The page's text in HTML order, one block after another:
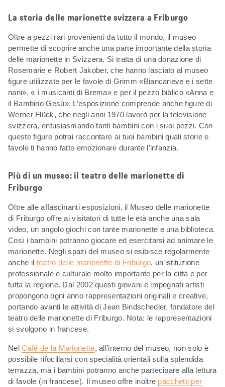
La storia delle marionette svizzera a Friburgo
Oltre a pezzi rari provenienti da tutto il mondo, il museo
permette di scoprire anche una parte importante della storia
delle marionette in Svizzera. Si tratta di una donazione di
Rosemarie e Robert Jakober, che hanno lasciato al museo
figure utilizzate per le favole di Grimm «Biancaneve e i sette
nani», « I musicanti di Brema» e per il pezzo biblico «Anna e
il Bambino Gesù». L’esposizione comprende anche figure di
Werner Flück, che negli anni 1970 lavorò per la televisione
svizzera, entusiasmando tanti bambini con i suoi pezzi. Con
queste figure potrai raccontare ai tuoi bambini quali storie e
favole ti hanno fatto emozionare durante l’infanzia.
Più di un museo: il teatro delle marionette di
Friburgo
Oltre alle affascinanti esposizioni, il Museo delle marionette
di Friburgo offre ai visitatori di tutte le età anche una sala
video, un angolo giochi con tante marionette e una biblioteca.
Così i bambini potranno giocare ed esercitarsi ad animare le
marionette. Negli spazi del museo si esibisce regolarmente
anche il teatro delle marionette di Friburgo, un’istituzione
professionale e culturale molto importante per la città e per
tutta la regione. Dal 2002 questi giovani e impegnati artisti
propongono ogni anno rappresentazioni originali e creative,
portando avanti le attività di Jean Bindschedler, fondatore del
teatro delle marionette di Friburgo. Nota: le rappresentazioni
si svolgono in francese.
NelCafé de la Marionette, all’interno del museo, non solo è
possibile rifocillarsi con specialità orientali sulla splendida
terrazza, ma i bambini potranno anche partecipare alla lettura
di favole (in francese). Il museo offre inoltre pacchetti per